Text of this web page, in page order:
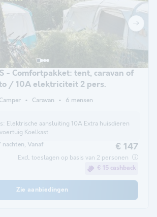
- Comfortpakket: tent, caravan of
/ 10A elektriciteit 2 pers.
Camper Caravan 6 mensen
Elektrische aansluiting 10A Extra huisdieren
Koelkast
nachten, Vanaf € 147
Excl. toeslagen op basis van 2 personen
€ 15 cashback
Zie aanbiedingen